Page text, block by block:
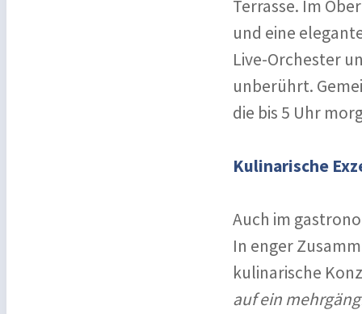
Terrasse. Im
und eine
Live-Orchester
unberührt.
die bis 5 Uhr
Kulinarische
Auch im
In enger
kulinarische
auf ein